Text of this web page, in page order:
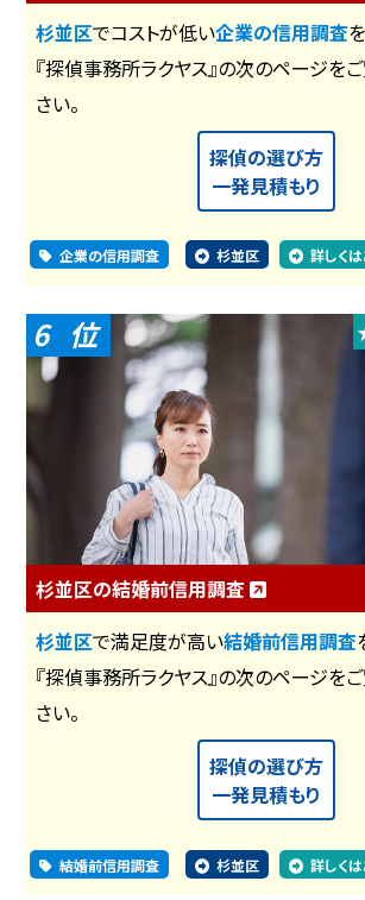
杉並区でコストが低い企業の信用調査
『探偵事務所ラクヤス』の次のページを
さい。
探偵の選び方
一発見積もり
企業の信用調査 杉並区 詳しくは
6
杉並区の結婚前信用調査
杉並区で満足度が高い結婚前信用調査
『探偵事務所ラクヤス』の次のページを
さい。
探偵の選び方
一発見積もり
結婚前信用調査 杉並区 詳しくは